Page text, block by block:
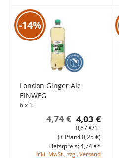
-14%
London Ginger Ale
EINWEG
6 x 1 l
4,03 €
4,74 €
0,67 €/1 l
inkl. MwSt., zzgl. Versand
(+ Pfand 0,25 €)
Tiefstpreis: 4,74 €*